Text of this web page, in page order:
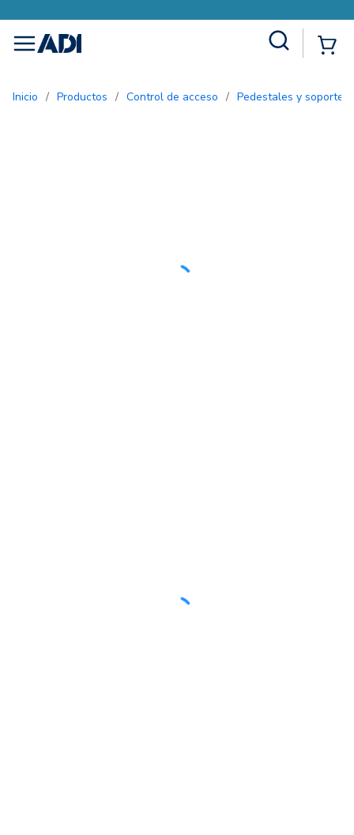
menu
Inicio / Productos / Control de acceso / Pedestales y soportes